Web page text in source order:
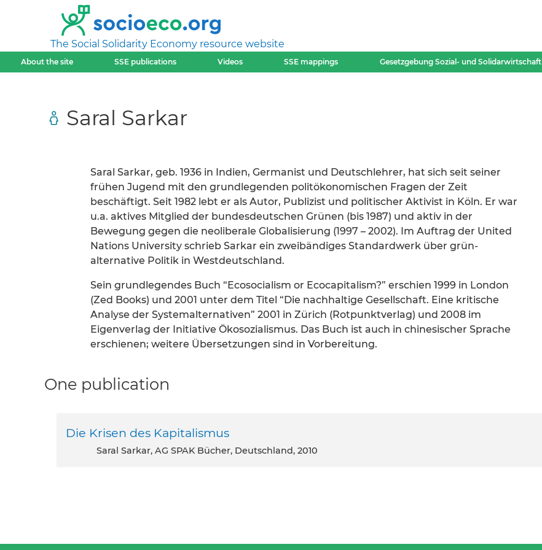
The Social Solidarity Economy resource website
About the site SSE publications Videos SSE mappings Gesetzgebung Sozial- und Solidarwirtschaft
Saral Sarkar
Saral Sarkar, geb. 1936 in Indien, Germanist und Deutschlehrer, hat sich seit seiner
frühen Jugend mit den grundlegenden politökonomischen Fragen der Zeit
beschäftigt. Seit 1982 lebt er als Autor, Publizist und politischer Aktivist in Köln. Er war
u.a. aktives Mitglied der bundesdeutschen Grünen (bis 1987) und aktiv in der
Bewegung gegen die neoliberale Globalisierung (1997 – 2002). Im Auftrag der United
Nations University schrieb Sarkar ein zweibändiges Standardwerk über grün-
alternative Politik in Westdeutschland.
Sein grundlegendes Buch “Ecosocialism or Ecocapitalism?” erschien 1999 in London
(Zed Books) und 2001 unter dem Titel “Die nachhaltige Gesellschaft. Eine kritische
Analyse der Systemalternativen” 2001 in Zürich (Rotpunktverlag) und 2008 im
Eigenverlag der Initiative Ökosozialismus. Das Buch ist auch in chinesischer Sprache
erschienen; weitere Übersetzungen sind in Vorbereitung.
One publication
Die Krisen des Kapitalismus
Saral Sarkar, AG SPAK Bücher, Deutschland, 2010